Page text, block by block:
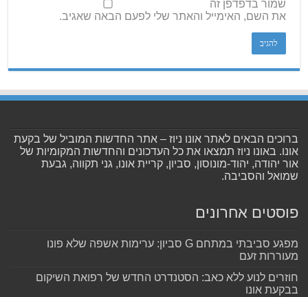
שמור בדפדפן זה
את השם, האימייל והאתר שלי לפעם הבאה שאגיב.
ברוכים הבאים לאתר אונו ניוז – אתר החדשות המוביל של בקעת
אונו. באונו ניוז תמצאו את כל העדכונים והחדשות המקומיות של
אור יהודה, יהוד-מונוסון, סביון, קריית אונו, גני תקווה, גבעת
שמואל והסביבה.
פוסטים אחרונים
מפגע סביבתי במתחם G סביון: ערימות אשפה שלא פונו
מעוררות זעם
חוזרים לנוע ללא כאב: הסטנדרט החדש של רפואת השיקום
בבקעת אונו